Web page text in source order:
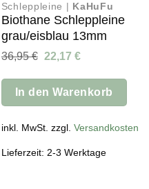
Schleppleine | KaHuFu
Biothane Schleppleine
grau/eisblau 13mm
36,95€
Ursprünglicher
war:
36,95 €
22,17 €Aktueller
ist:
22,17 €.
In den Warenkorb
inkl. MwSt. zzgl. Versandkosten
Lieferzeit: 2-3 Werktage